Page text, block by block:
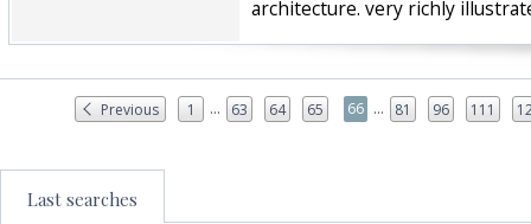
architecture. very richly
Previous 1 ... 63 64 65 66 ... 81 96 111
Last searches